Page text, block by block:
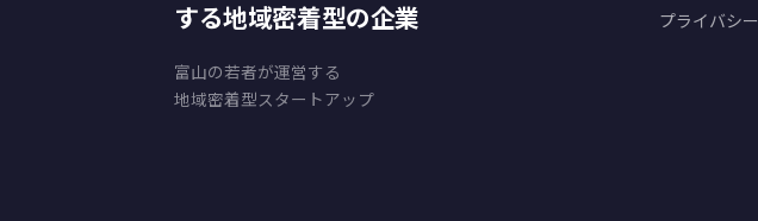
する地域密着型の企業
富山の若者が運営する
地域密着型スタートアップ
プライバシ